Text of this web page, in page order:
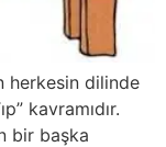
herkesin dilinde
kavramıdır.
bir başka